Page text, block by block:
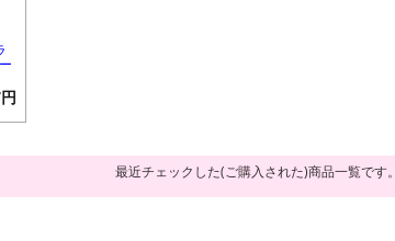
最近チェックした(ご購入された)商品一覧です。